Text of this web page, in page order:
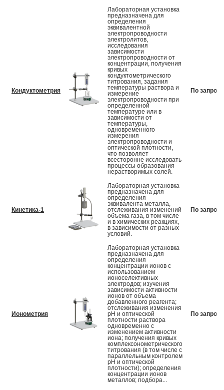
Кондуктометрия
Лабораторная установка
предназначена для
определения
эквивалентной
электропроводности
электролитов,
исследования
зависимости
электропроводности от
концентрации, получения
кривых
кондуктометрического
титрования, задания
температуры раствора и
измерение
электропроводности при
определенной
температуре или в
зависимости от
температуры,
одновременного
измерения
электропроводности и
оптической плотности,
что позволяет
всесторонне исследовать
процессы образования
нерастворимых солей.
По запросу
Кинетика-1
Лабораторная установка
предназначена для
определения
эквивалента металла,
отслеживания изменений
объема газа, в том числе
и в химических реакциях,
в зависимости от разных
условий.
По запросу
Ионометрия
Лабораторная установка
предназначена для
определения
концентрации ионов с
использованием
ионоселективных
электродов; изучения
зависимости активности
ионов от объема
добавленного реагента;
отслеживания изменения
рН и оптической
плотности раствора
одновременно с
изменением активности
иона; получения кривых
комплексонометрического
титрования (в том числе с
параллельным контролем
рН и оптической
плотности); определения
концентрации ионов
металлов; подбора...
По запросу